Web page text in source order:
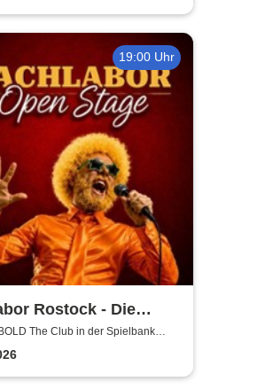
19:00 Uhr
Rostock - Die
Testbühne im BOLD
The Club in der Spielbank